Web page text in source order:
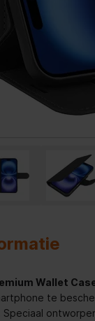
Wallet
te
Speciaal